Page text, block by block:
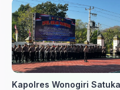
Kapolres Wonogiri